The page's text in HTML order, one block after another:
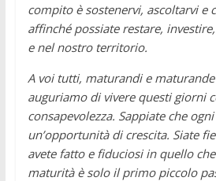
compito è sostenervi, ascoltarvi e
affinché possiate restare,
e nel nostro territorio.
A voi tutti, maturandi e maturande
auguriamo di vivere questi giorni
consapevolezza. Sappiate che
un’opportunità di crescita. Siate
avete fatto e fiduciosi in quello
maturità è solo il primo piccolo